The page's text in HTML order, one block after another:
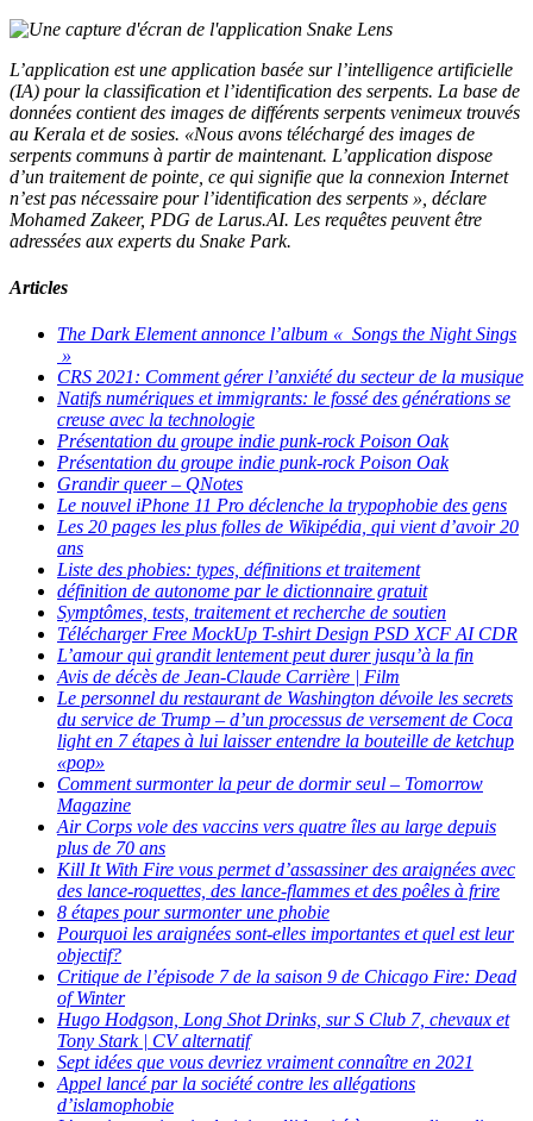
L’application est une application basée sur l’intelligence artificielle
(IA) pour la classification et l’identification des serpents. La base de
données contient des images de différents serpents venimeux trouvés
au Kerala et de sosies. «Nous avons téléchargé des images de
serpents communs à partir de maintenant. L’application dispose
d’un traitement de pointe, ce qui signifie que la connexion Internet
n’est pas nécessaire pour l’identification des serpents », déclare
Mohamed Zakeer, PDG de Larus.AI. Les requêtes peuvent être
adressées aux experts du Snake Park.
Articles
The Dark Element annonce l’album « Songs the Night Sings
»
CRS 2021: Comment gérer l’anxiété du secteur de la musique
Natifs numériques et immigrants: le fossé des générations se
creuse avec la technologie
Présentation du groupe indie punk-rock Poison Oak
Présentation du groupe indie punk-rock Poison Oak
Grandir queer – QNotes
Le nouvel iPhone 11 Pro déclenche la trypophobie des gens
Les 20 pages les plus folles de Wikipédia, qui vient d’avoir 20
ans
Liste des phobies: types, définitions et traitement
définition de autonome par le dictionnaire gratuit
Symptômes, tests, traitement et recherche de soutien
Télécharger Free MockUp T-shirt Design PSD XCF AI CDR
L’amour qui grandit lentement peut durer jusqu’à la fin
Avis de décès de Jean-Claude Carrière | Film
Le personnel du restaurant de Washington dévoile les secrets
du service de Trump – d’un processus de versement de Coca
light en 7 étapes à lui laisser entendre la bouteille de ketchup
«pop»
Comment surmonter la peur de dormir seul – Tomorrow
Magazine
Air Corps vole des vaccins vers quatre îles au large depuis
plus de 70 ans
Kill It With Fire vous permet d’assassiner des araignées avec
des lance-roquettes, des lance-flammes et des poêles à frire
8 étapes pour surmonter une phobie
Pourquoi les araignées sont-elles importantes et quel est leur
objectif?
Critique de l’épisode 7 de la saison 9 de Chicago Fire: Dead
of Winter
Hugo Hodgson, Long Shot Drinks, sur S Club 7, chevaux et
Tony Stark | CV alternatif
Sept idées que vous devriez vraiment connaître en 2021
Appel lancé par la société contre les allégations
d’islamophobie